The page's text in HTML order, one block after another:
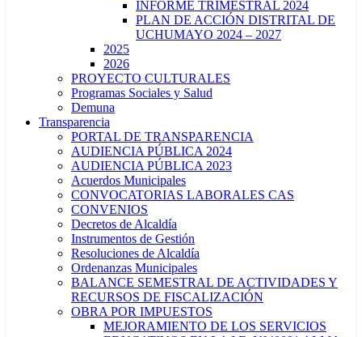
INFORME TRIMESTRAL 2024
PLAN DE ACCIÓN DISTRITAL DE
UCHUMAYO 2024 – 2027
2025
2026
PROYECTO CULTURALES
Programas Sociales y Salud
Demuna
Transparencia
PORTAL DE TRANSPARENCIA
AUDIENCIA PÚBLICA 2024
AUDIENCIA PÚBLICA 2023
Acuerdos Municipales
CONVOCATORIAS LABORALES CAS
CONVENIOS
Decretos de Alcaldía
Instrumentos de Gestión
Resoluciones de Alcaldía
Ordenanzas Municipales
BALANCE SEMESTRAL DE ACTIVIDADES Y
RECURSOS DE FISCALIZACIÓN
OBRA POR IMPUESTOS
MEJORAMIENTO DE LOS SERVICIOS